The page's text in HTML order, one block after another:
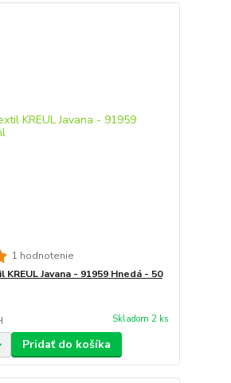
1 hodnotenie
Javana - 91959 Hnedá - 50
Skladom 2 ks
Pridať do košíka